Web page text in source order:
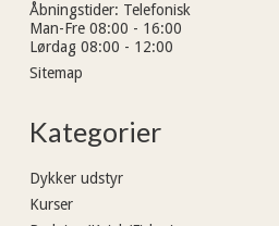
Åbningstider: Telefonisk
Man-Fre 08:00 - 16:00
Lørdag 08:00 - 12:00
Sitemap
Kategorier
Dykker udstyr
Kurser